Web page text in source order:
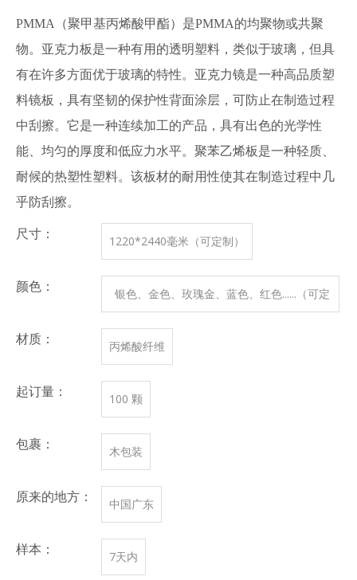
PMMA（聚甲基丙烯酸甲酯）是PMMA的均聚物或共聚
物。亚克力板是一种有用的透明塑料，类似于玻璃，但具
有在许多方面优于玻璃的特性。亚克力镜是一种高品质塑
料镜板，具有坚韧的保护性背面涂层，可防止在制造过程
中刮擦。它是一种连续加工的产品，具有出色的光学性
能、均匀的厚度和低应力水平。聚苯乙烯板是一种轻质、
耐候的热塑性塑料。该板材的耐用性使其在制造过程中几
乎防刮擦。
尺寸： 1220*2440毫米（可定制）
颜色：
银色、金色、玫瑰金、蓝色、红色......（可定
材质： 丙烯酸纤维
起订量： 100 颗
包裹： 木包装
原来的地方： 中国广东
样本： 7天内